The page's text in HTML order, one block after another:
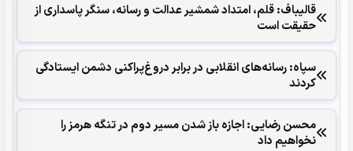
قالیباف: قلم، امتداد شمشیر عدالت و رسانه، سنگر پاسداری از
حقیقت است
سپاه: رسانه‌های انقلابی در برابر دروغ‌پراکنی دشمن ایستادگی
کردند
محسن رضایی: اجازه باز شدن مسیر دوم در تنگه هرمز را
نخواهیم داد